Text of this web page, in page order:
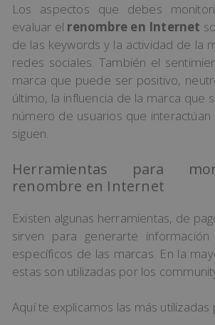
Los aspectos que debes
evaluar el renombre en Internet
de las keywords y la actividad de la
redes sociales. También el
marca que puede ser positivo,
último, la influencia de la marca que
número de usuarios que interactúan
siguen.
Herramientas para
renombre en Internet
Existen algunas herramientas, de
sirven para generarte
específicos de las marcas. En la
estas son utilizadas por los
Aquí te explicamos las más